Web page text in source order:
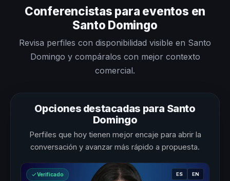
Conferencistas para eventos en
Santo Domingo
Revisa perfiles con disponibilidad visible en Santo
Domingo y compáralos con mejor contexto
comercial.
Opciones destacadas para Santo
Domingo
Perfiles que hoy tienen mejor encaje para abrir la
conversación y avanzar más rápido a propuesta.
Verificado ES EN